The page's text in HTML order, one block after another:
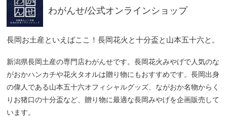
わがんせ/公式オンラインショップ
長岡お土産といえばここ！長岡花火と十分盃と山本五十六と。
新潟県長岡土産の専門店わがんせです。長岡花火みやげで人気のな
がおかハンカチや花火タオルは贈り物にもおすすめです。長岡出身
の偉人である山本五十六オフィシャルグッズ、ながおか名物からく
りお猪口の十分盃など、贈り物に最適な長岡みやげを企画販売して
います。